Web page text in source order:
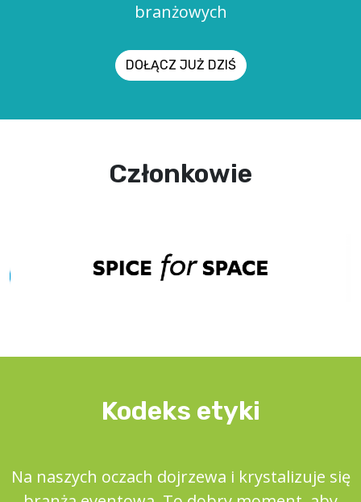
branżowych
DOŁĄCZ JUŻ DZIŚ
Członkowie
Kodeks etyki
Na naszych oczach dojrzewa i krystalizuje się